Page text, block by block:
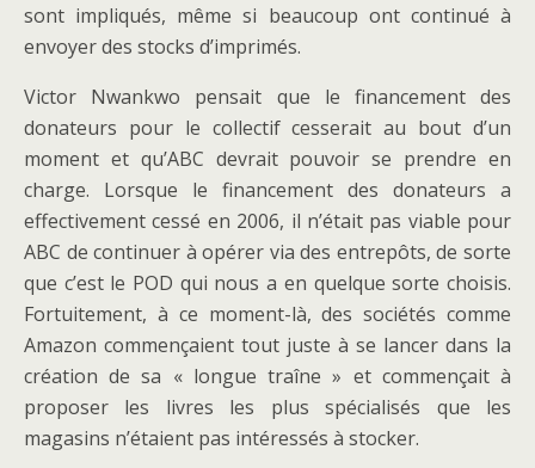
sont impliqués, même si beaucoup ont continué à
envoyer des stocks d’imprimés.
Victor Nwankwo pensait que le financement des
donateurs pour le collectif cesserait au bout d’un
moment et qu’ABC devrait pouvoir se prendre en
charge. Lorsque le financement des donateurs a
effectivement cessé en 2006, il n’était pas viable pour
ABC de continuer à opérer via des entrepôts, de sorte
que c’est le POD qui nous a en quelque sorte choisis.
Fortuitement, à ce moment-là, des sociétés comme
Amazon commençaient tout juste à se lancer dans la
création de sa « longue traîne » et commençait à
proposer les livres les plus spécialisés que les
magasins n’étaient pas intéressés à stocker.